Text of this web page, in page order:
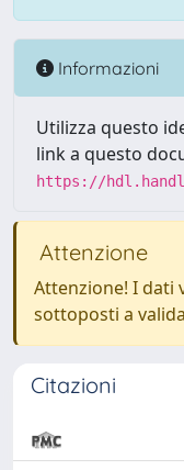
Informazioni
Utilizza questo
link a questo
https://
Attenzione
Attenzione! I dati
sottoposti a
Citazioni